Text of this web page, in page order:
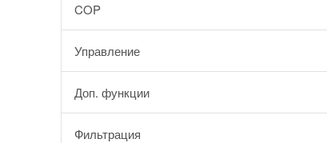
COP
Управление
Доп. функции
Фильтрация